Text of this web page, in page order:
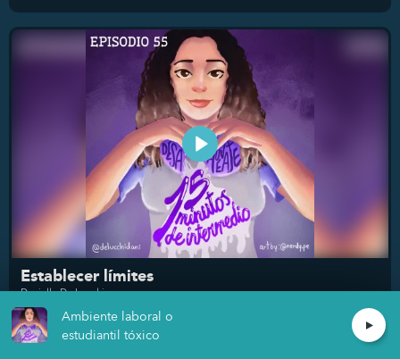
Establecer límites
Daniella De Lucchi
¿Te cuesta decir que no? ¿Establecer límites contigo
mismx y con los demás te resulta difí...
Ambiente laboral o
estudiantil tóxico